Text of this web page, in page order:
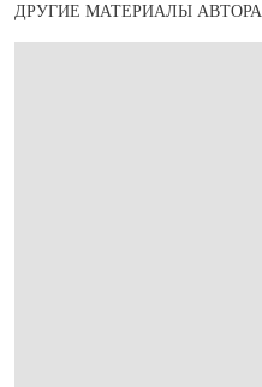
ДРУГИЕ МАТЕРИАЛЫ АВТОРА